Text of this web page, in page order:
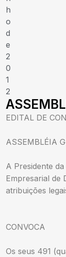
h
o
d
e
2
0
1
2
EDITAL DE
ASSEMBLÉIA
A Presidente
Empresarial de
atribuições
CONVOCA
Os seus 491